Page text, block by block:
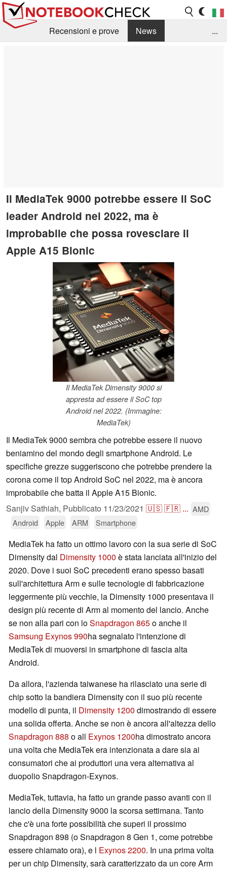
Recensioni e prove
News
...
Il MediaTek 9000 potrebbe essere il SoC
leader Android nel 2022, ma è
improbabile che possa rovesciare il
Apple A15 Bionic
Il MediaTek Dimensity 9000 si
appresta ad essere il SoC top
Android nel 2022. (Immagine:
MediaTek)
Il MediaTek 9000 sembra che potrebbe essere il nuovo
beniamino del mondo degli smartphone Android. Le
specifiche grezze suggeriscono che potrebbe prendere la
corona come il top Android SoC nel 2022, ma è ancora
improbabile che batta il Apple A15 Bionic.
Sanjiv Sathiah, Pubblicato 11/23/2021 🇺🇸🇫🇷 ... AMD
Android
Apple ARM Smartphone
MediaTek ha fatto un ottimo lavoro con la sua serie di SoC
Dimensity dal Dimensity 1000 è stata lanciata all'inizio del
2020. Dove i suoi SoC precedenti erano spesso basati
sull'architettura Arm e sulle tecnologie di fabbricazione
leggermente più vecchie, la Dimensity 1000 presentava il
design più recente di Arm al momento del lancio. Anche
se non alla pari con loSnapdragon 865o anche il
Samsung Exynos 990ha segnalato l'intenzione di
MediaTek di muoversi in smartphone di fascia alta
Android.
Da allora, l'azienda taiwanese ha rilasciato una serie di
chip sotto la bandiera Dimensity con il suo più recente
modello di punta, il Dimensity 1200 dimostrando di essere
una solida offerta. Anche se non è ancora all'altezza dello
Snapdragon 888 o all Exynos 1200ha dimostrato ancora
una volta che MediaTek era intenzionata a dare sia ai
consumatori che ai produttori una vera alternativa al
duopolio Snapdragon-Exynos.
MediaTek, tuttavia, ha fatto un grande passo avanti con il
lancio della Dimensity 9000 la scorsa settimana. Tanto
che c'è una forte possibilità che superi il prossimo
Snapdragon 898 (o Snapdragon 8 Gen 1, come potrebbe
essere chiamato ora), e l Exynos 2200. In una prima volta
per un chip Dimensity, sarà caratterizzato da un core Arm